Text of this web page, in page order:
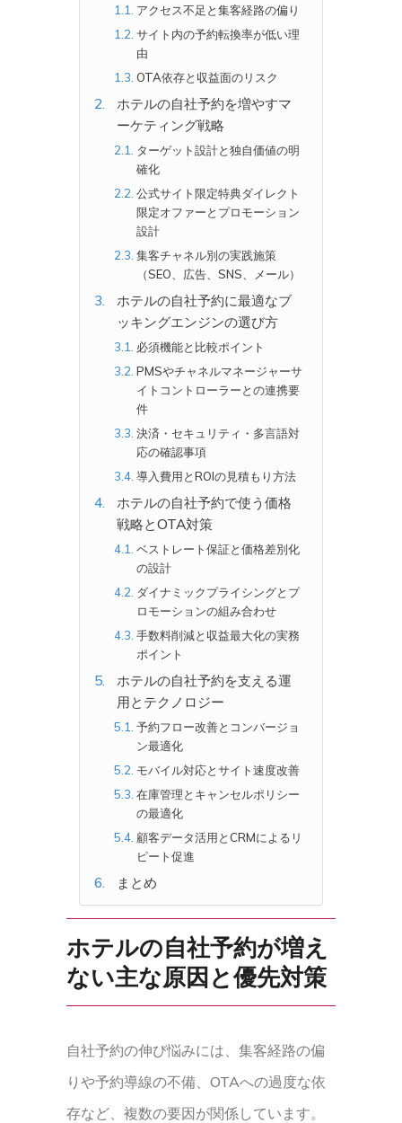
アクセス不足と集客経路の偏り
サイト内の予約転換率が低い理
由
OTA依存と収益面のリスク
ホテルの自社予約を増やすマ
ーケティング戦略
ターゲット設計と独自価値の明
確化
公式サイト限定特典ダイレクト
限定オファーとプロモーション
設計
集客チャネル別の実践施策
（SEO、広告、SNS、メール）
ホテルの自社予約に最適なブ
ッキングエンジンの選び方
必須機能と比較ポイント
PMSやチャネルマネージャーサ
イトコントローラーとの連携要
件
決済・セキュリティ・多言語対
応の確認事項
導入費用とROIの見積もり方法
ホテルの自社予約で使う価格
戦略とOTA対策
ベストレート保証と価格差別化
の設計
ダイナミックプライシングとプ
ロモーションの組み合わせ
手数料削減と収益最大化の実務
ポイント
ホテルの自社予約を支える運
用とテクノロジー
予約フロー改善とコンバージョ
ン最適化
モバイル対応とサイト速度改善
在庫管理とキャンセルポリシー
の最適化
顧客データ活用とCRMによるリ
ピート促進
まとめ
ホテルの自社予約が増え
ない主な原因と優先対策
自社予約の伸び悩みには、集客経路の偏
りや予約導線の不備、OTAへの過度な依
存など、複数の要因が関係しています。